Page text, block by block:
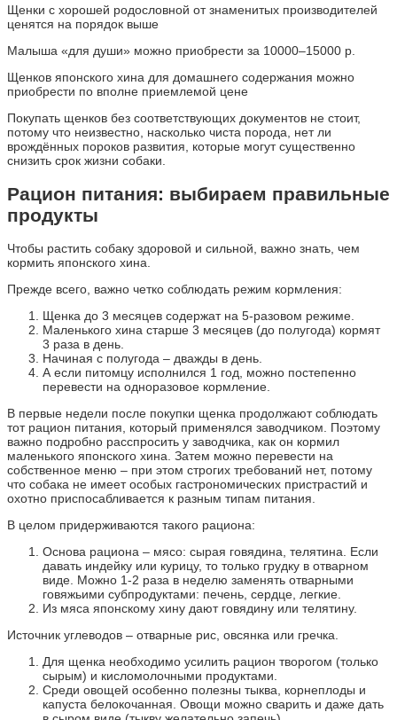
Щенки с хорошей родословной от знаменитых производителей
ценятся на порядок выше
Малыша «для души» можно приобрести за 10000–15000 р.
Щенков японского хина для домашнего содержания можно
приобрести по вполне приемлемой цене
Покупать щенков без соответствующих документов не стоит,
потому что неизвестно, насколько чиста порода, нет ли
врождённых пороков развития, которые могут существенно
снизить срок жизни собаки.
Рацион питания: выбираем правильные
продукты
Чтобы растить собаку здоровой и сильной, важно знать, чем
кормить японского хина.
Прежде всего, важно четко соблюдать режим кормления:
Щенка до 3 месяцев содержат на 5-разовом режиме.
Маленького хина старше 3 месяцев (до полугода) кормят
3 раза в день.
Начиная с полугода – дважды в день.
А если питомцу исполнился 1 год, можно постепенно
перевести на одноразовое кормление.
В первые недели после покупки щенка продолжают соблюдать
тот рацион питания, который применялся заводчиком. Поэтому
важно подробно расспросить у заводчика, как он кормил
маленького японского хина. Затем можно перевести на
собственное меню – при этом строгих требований нет, потому
что собака не имеет особых гастрономических пристрастий и
охотно приспосабливается к разным типам питания.
В целом придерживаются такого рациона:
Основа рациона – мясо: сырая говядина, телятина. Если
давать индейку или курицу, то только грудку в отварном
виде. Можно 1-2 раза в неделю заменять отварными
говяжьими субпродуктами: печень, сердце, легкие.
Из мяса японскому хину дают говядину или телятину.
Источник углеводов – отварные рис, овсянка или гречка.
Для щенка необходимо усилить рацион творогом (только
сырым) и кисломолочными продуктами.
Среди овощей особенно полезны тыква, корнеплоды и
капуста белокочанная. Овощи можно сварить и даже дать